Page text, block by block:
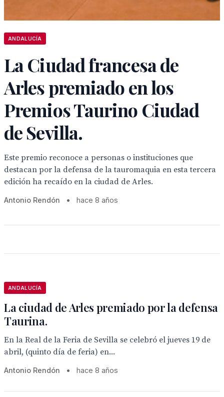
ANDALUCÍA
La Ciudad francesa de
Arles premiado en los
Premios Taurino Ciudad
de Sevilla.
Este premio reconoce a personas o instituciones que
destacan por la defensa de la tauromaquia en esta tercera
edición ha recaído en la ciudad de Arles.
Antonio Rendón • hace 8 años
ANDALUCÍA
La ciudad de Arles premiado por la defensa
Taurina.
En la Real de la Feria de Sevilla se celebró el jueves 19 de
abril, (quinto día de feria) en...
Antonio Rendón • hace 8 años